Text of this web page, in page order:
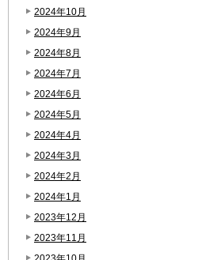
2024年10月
2024年9月
2024年8月
2024年7月
2024年6月
2024年5月
2024年4月
2024年3月
2024年2月
2024年1月
2023年12月
2023年11月